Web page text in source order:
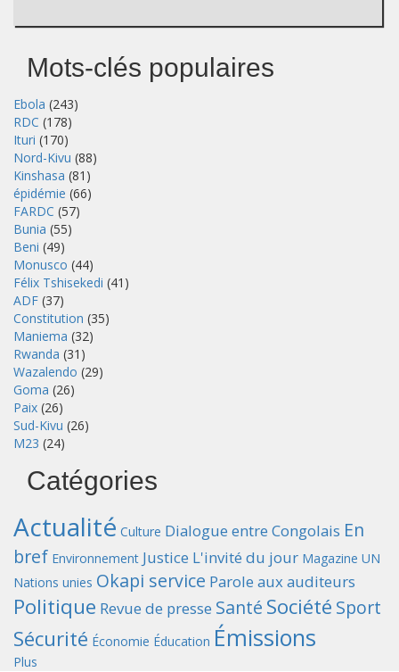
Mots-clés populaires
Ebola (243)
RDC (178)
Ituri (170)
Nord-Kivu (88)
Kinshasa (81)
épidémie (66)
FARDC (57)
Bunia (55)
Beni (49)
Monusco (44)
Félix Tshisekedi (41)
ADF (37)
Constitution (35)
Maniema (32)
Rwanda (31)
Wazalendo (29)
Goma (26)
Paix (26)
Sud-Kivu (26)
M23 (24)
Catégories
Actualité Culture Dialogue entre Congolais En
bref Environnement Justice L'invité du jour Magazine UN
Nations unies Okapi service Parole aux auditeurs
Politique Revue de presse Santé Société Sport
Sécurité Économie Éducation Émissions
Plus